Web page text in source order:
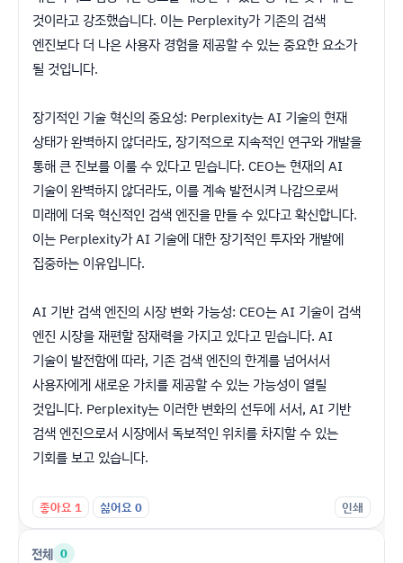
것이라고 강조했습니다. 이는 Perplexity가 기존의 검색
엔진보다 더 나은 사용자 경험을 제공할 수 있는 중요한 요소가
될 것입니다.
장기적인 기술 혁신의 중요성: Perplexity는 AI 기술의 현재
상태가 완벽하지 않더라도, 장기적으로 지속적인 연구와 개발을
통해 큰 진보를 이룰 수 있다고 믿습니다. CEO는 현재의 AI
기술이 완벽하지 않더라도, 이를 계속 발전시켜 나감으로써
미래에 더욱 혁신적인 검색 엔진을 만들 수 있다고 확신합니다.
이는 Perplexity가 AI 기술에 대한 장기적인 투자와 개발에
집중하는 이유입니다.
AI 기반 검색 엔진의 시장 변화 가능성: CEO는 AI 기술이 검색
엔진 시장을 재편할 잠재력을 가지고 있다고 믿습니다. AI
기술이 발전함에 따라, 기존 검색 엔진의 한계를 넘어서서
사용자에게 새로운 가치를 제공할 수 있는 가능성이 열릴
것입니다. Perplexity는 이러한 변화의 선두에 서서, AI 기반
검색 엔진으로서 시장에서 독보적인 위치를 차지할 수 있는
기회를 보고 있습니다.
좋아요1 싫어요0 인쇄
전체 0